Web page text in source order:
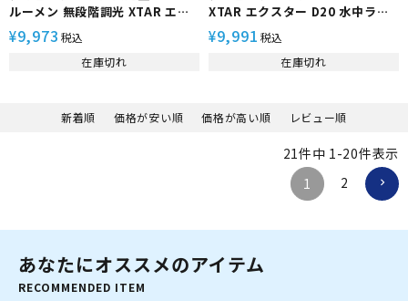
ルーメン 無段階調光 XTAR エク
スター DS1 水中ライト 防水 LED
ライト フラッシュライト 耐圧 耐
久 安全設計 ハンディライト ハン
¥9,973 税込
在庫切れ
XTAR エクスター D20 水中ライ
ト 50m防水 スポットタイプ
18650 リチウムイオン電池&充電
¥9,991 税込
在庫切れ
新着順 価格が安い順 価格が高い順 レビュー順
21件中 1-20件表示
1
2
あなたにオススメのアイテム
RECOMMENDED ITEM